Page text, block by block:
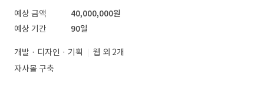
예상 금액
40,000,000원
예상 기간
90일
개발 · 디자인 · 기획
웹 외 2개
자사몰 구축